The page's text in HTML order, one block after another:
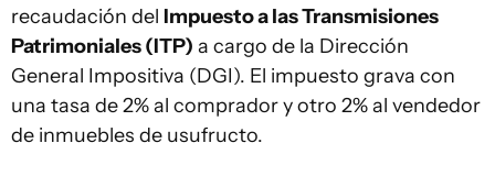
recaudación del Impuesto a las Transmisiones
Patrimoniales (ITP) a cargo de la Dirección
General Impositiva (DGI). El impuesto grava con
una tasa de 2% al comprador y otro 2% al vendedor
de inmuebles de usufructo.